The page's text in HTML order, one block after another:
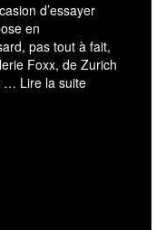
d’essayer
en
pas tout à fait,
Foxx, de Zurich
… Lire la suite